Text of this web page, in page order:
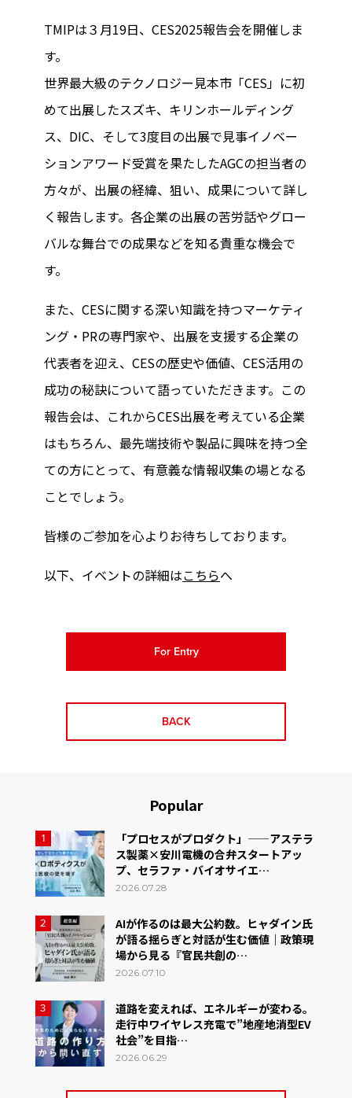
TMIPは３月19日、CES2025報告会を開催しま
す。
世界最大級のテクノロジー見本市「CES」に初
めて出展したスズキ、キリンホールディング
ス、DIC、そして3度目の出展で見事イノベー
ションアワード受賞を果たしたAGCの担当者の
方々が、出展の経緯、狙い、成果について詳し
く報告します。各企業の出展の苦労話やグロー
バルな舞台での成果などを知る貴重な機会で
す。
また、CESに関する深い知識を持つマーケティ
ング・PRの専門家や、出展を支援する企業の
代表者を迎え、CESの歴史や価値、CES活用の
成功の秘訣について語っていただきます。この
報告会は、これからCES出展を考えている企業
はもちろん、最先端技術や製品に興味を持つ全
ての方にとって、有意義な情報収集の場となる
ことでしょう。
皆様のご参加を心よりお待ちしております。
以下、イベントの詳細はこちらへ
For Entry
BACK
Popular
1
「プロセスがプロダクト」——アステラ
ス製薬×安川電機の合弁スタートアッ
プ、セラファ・バイオサイエ…
2026.07.28
2
AIが作るのは最大公約数。ヒャダイン氏
が語る揺らぎと対話が生む価値｜政策現
場から見る『官民共創の…
2026.07.10
3
道路を変えれば、エネルギーが変わる。
走行中ワイヤレス充電で”地産地消型EV
社会”を目指…
2026.06.29